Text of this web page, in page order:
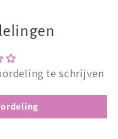
te schrijven